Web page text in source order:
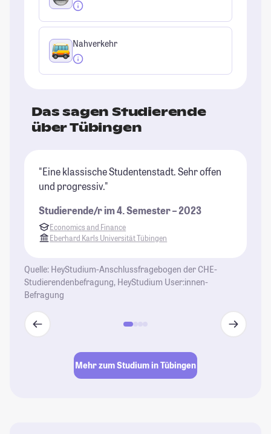
Nahverkehr
Das sagen Studierende
über Tübingen
"Eine klassische Studentenstadt. Sehr offen
und progressiv."
Studierende/r im 4. Semester – 2023
Economics and Finance
Eberhard Karls Universität Tübingen
Quelle: HeyStudium-Anschlussfragebogen der CHE-
Studierendenbefragung, HeyStudium User:innen-
Befragung
Mehr zum Studium in Tübingen